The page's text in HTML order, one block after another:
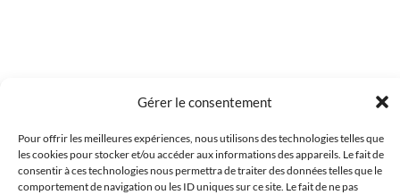
Gérer le consentement
Pour offrir les meilleures expériences, nous utilisons des technologies telles que
les cookies pour stocker et/ou accéder aux informations des appareils. Le fait de
consentir à ces technologies nous permettra de traiter des données telles que le
comportement de navigation ou les ID uniques sur ce site. Le fait de ne pas
Copyright 2023 © Inkcenter - Webdesign byMedia84